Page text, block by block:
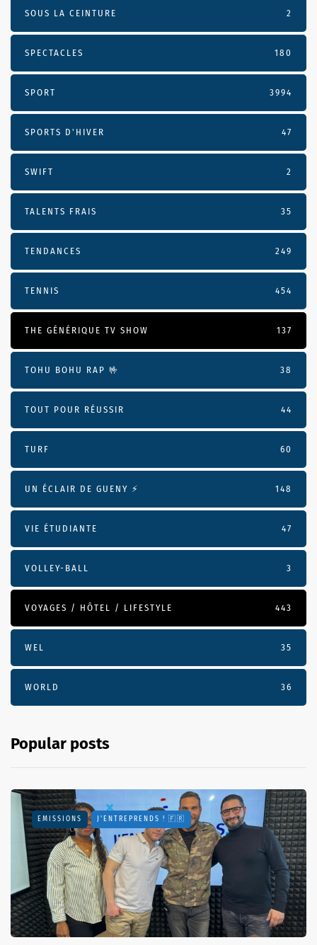
SOUS LA CEINTURE 2
SPECTACLES 180
SPORT 3994
SPORTS D'HIVER 47
SWIFT 2
TALENTS FRAIS 35
TENDANCES 249
TENNIS 454
THE GÉNÉRIQUE TV SHOW 137
TOHU BOHU RAP 🤟 38
TOUT POUR RÉUSSIR 44
TURF 60
UN ÉCLAIR DE GUENY ⚡️ 148
VIE ÉTUDIANTE 47
VOLLEY-BALL 3
VOYAGES / HÔTEL / LIFESTYLE 443
WEL 35
WORLD 36
Popular posts
EMISSIONS J'ENTREPRENDS ! 🇫🇷